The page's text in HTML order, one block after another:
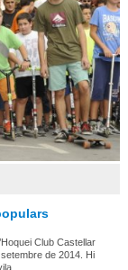
Club Castellar
de 2014. Hi